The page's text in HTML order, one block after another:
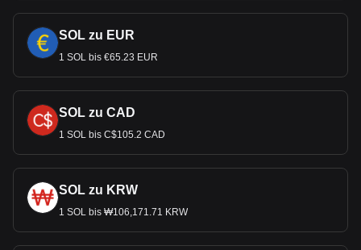
SOL zu EUR
1 SOL bis €65.23 EUR
SOL zu CAD
1 SOL bis C$105.2 CAD
SOL zu KRW
1 SOL bis ₩106,171.71 KRW